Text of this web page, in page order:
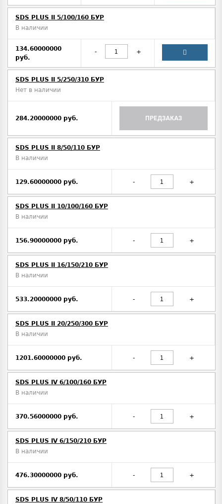
SDS PLUS II 5/100/160 БУР
В наличии
134.60000000
руб.
- +
SDS PLUS II 5/250/310 БУР
Нет в наличии
284.20000000 руб. ПРЕДЗАКАЗ
SDS PLUS II 8/50/110 БУР
В наличии
129.60000000 руб. - +
SDS PLUS II 10/100/160 БУР
В наличии
156.90000000 руб. - +
SDS PLUS II 16/150/210 БУР
В наличии
533.20000000 руб. - +
SDS PLUS II 20/250/300 БУР
В наличии
1201.60000000 руб. - +
SDS PLUS IV 6/100/160 БУР
В наличии
370.56000000 руб. - +
SDS PLUS IV 6/150/210 БУР
В наличии
476.30000000 руб. - +
SDS PLUS IV 8/50/110 БУР